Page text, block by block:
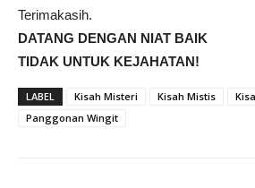
Terimakasih.
DATANG DENGAN NIAT BAIK
TIDAK UNTUK KEJAHATAN!
LABEL Kisah Misteri Kisah Mistis
Panggonan Wingit